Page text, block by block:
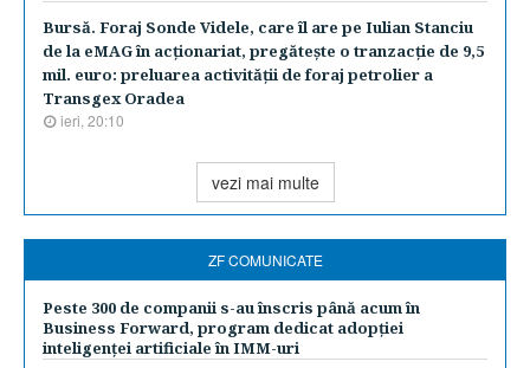
Bursă. Foraj Sonde Videle, care îl are pe Iulian Stanciu
de la eMAG în acţionariat, pregăteşte o tranzacţie de 9,5
mil. euro: preluarea activităţii de foraj petrolier a
Transgex Oradea
ieri, 20:10
vezi mai multe
ZF COMUNICATE
Peste 300 de companii s-au înscris până acum în
Business Forward, program dedicat adopției
inteligenței artificiale în IMM-uri